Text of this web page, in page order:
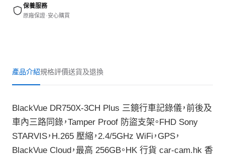
保養服務
原廠保證 · 安心購買
產品介紹規格評價送貨及退換
BlackVue DR750X-3CH Plus 三鏡行車記錄儀，前後及
車內三路同錄，Tamper Proof 防盜支架。FHD Sony
STARVIS，H.265 壓縮，2.4/5GHz WiFi，GPS，
BlackVue Cloud，最高 256GB。HK 行貨 car-cam.hk 香